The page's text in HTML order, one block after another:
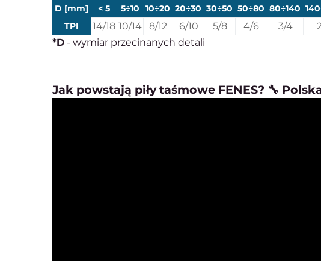
D [mm] < 5 5÷10 10÷20 20÷30 30÷50 50÷80 80÷140
TPI
14/18 10/14 8/12 6/10 5/8 4/6 3/4
*D - wymiar przecinanych detali
Jak powstają piły taśmowe FENES? 🔧